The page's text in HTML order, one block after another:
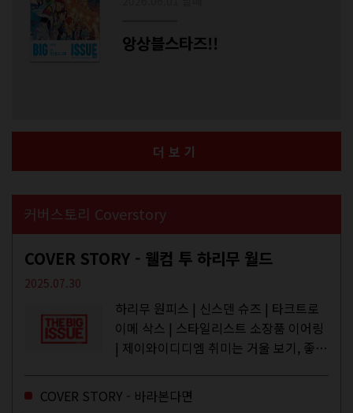
앙상블스타즈!!
더보기
커버스토리 Coverstory
COVER STORY - 웰컴 투 하리무 월드
2025.07.30
하리무 원피스 | 신스덴 슈즈 | 타크트로
이메 삭스 | 스타일리스트 소장품 이어링
| 제이와이디디엠 취미는 거울 보기, 좋아
주와...
COVER STORY - 바라본다면